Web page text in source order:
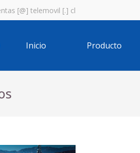
[@] telemovil [.] cl
Inicio Producto